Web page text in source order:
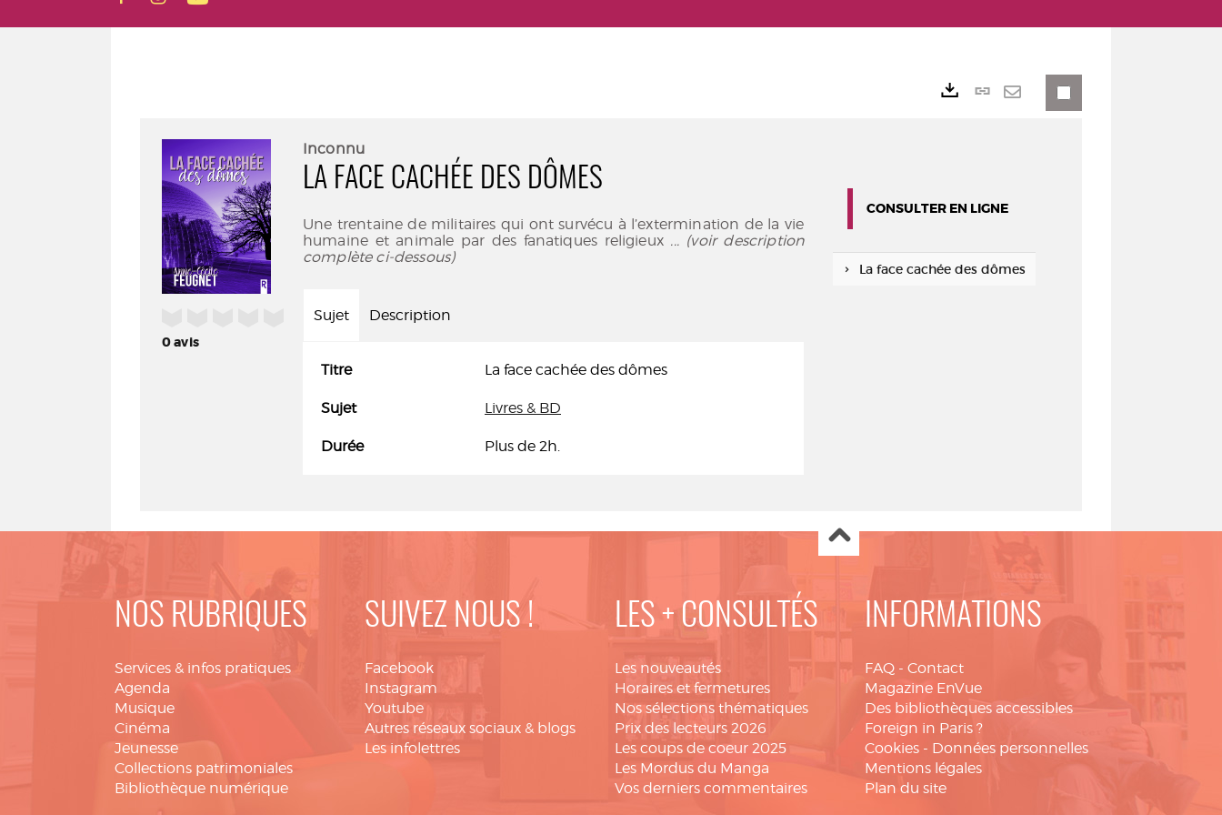
0avis
Inconnu
LA FACE CACHÉE DES DÔMES
Une trentaine de militaires qui ont survécu à l’extermination de la vie
humaine et animale par des fanatiques religieux ... (voir description
complète ci-dessous)
Sujet Description
Titre La face cachée des dômes
Sujet Livres & BD
Durée Plus de 2h.
Lien
CONSULTER EN LIGNE
La face cachée des dômes
NOS RUBRIQUES
Services & infos pratiques
Agenda
Musique
Cinéma
Jeunesse
Collections patrimoniales
Bibliothèque numérique
SUIVEZ NOUS !
Facebook
Instagram
Youtube
Autres réseaux sociaux & blogs
Les infolettres
LES + CONSULTÉS
Les nouveautés
Horaires et fermetures
Nos sélections thématiques
Prix des lecteurs 2026
Les coups de coeur 2025
Les Mordus du Manga
Vos derniers commentaires
INFORMATIONS
FAQ - Contact
Magazine EnVue
Des bibliothèques accessibles
Foreign in Paris ?
Cookies - Données personnelles
Mentions légales
Plan du site